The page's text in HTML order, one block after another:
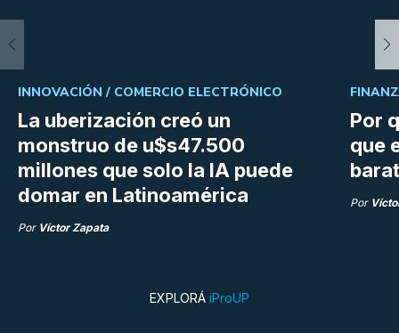
La uberización creó un
monstruo de u$s47.500
millones que solo la IA puede
domar en Latinoamérica
INNOVACIÓN / COMERCIO ELECTRÓNICO
Por Víctor Zapata
Por
que
Por
EXPLORÁ iProUP